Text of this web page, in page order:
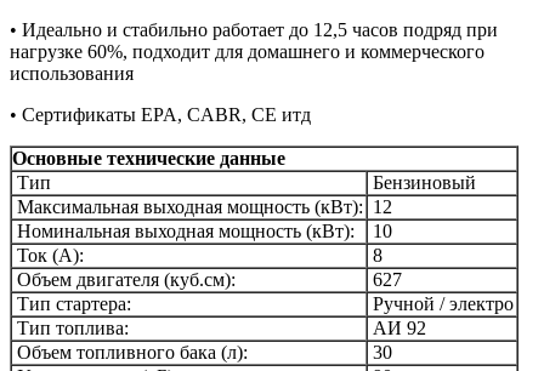
• Идеально и стабильно работает до 12,5 часов подряд при
нагрузке 60%, подходит для домашнего и коммерческого
использования
• Сертификаты EPA, CABR, CE итд
Основные технические данные
Тип
Бензиновый
Максимальная выходная мощность (кВт): 12
Номинальная выходная мощность (кВт):
10
Ток (А):
8
Объем двигателя (куб.см):
627
Тип стартера:
Ручной / электро
Тип топлива:
АИ 92
Объем топливного бака (л):
30